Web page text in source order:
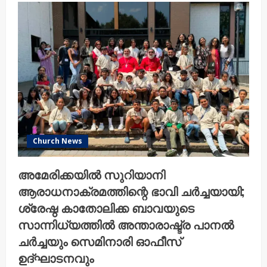
സുറിയാനി
ഓർത്തഡോക്സ്
തിയോളജിക്കൽ
സെമിനാരിയിൽ
പുതിയ
ഓറിയന്റേഷൻ
ബാച്ചിന്
സ്വീകരണം
Church News
അമേരിക്കയിൽ സുറിയാനി
ആരാധനാക്രമത്തിന്റെ ഭാവി ചർച്ചയായി;
ശ്രേഷ്ഠ കാതോലിക്ക ബാവയുടെ
സാന്നിധ്യത്തിൽ അന്താരാഷ്ട്ര പാനൽ
ചർച്ചയും സെമിനാരി ഓഫീസ്
ഉദ്ഘാടനവും